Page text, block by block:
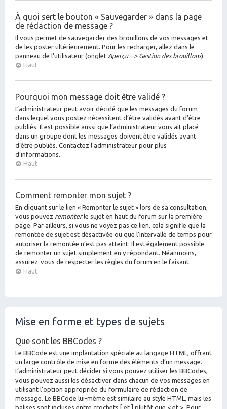
À quoi sert le bouton « Sauvegarder » dans la page
de rédaction de message ?
Il vous permet de sauvegarder des brouillons de vos messages et
de les poster ultérieurement. Pour les recharger, allez dans le
panneau de l’utilisateur (onglet Aperçu --> Gestion des brouillons).
Haut
Pourquoi mon message doit être validé ?
L’administrateur peut avoir décidé que les messages du forum
dans lequel vous postez nécessitent d’être validés avant d’être
publiés. Il est possible aussi que l’administrateur vous ait placé
dans un groupe dont les messages doivent être validés avant
d’être publiés. Contactez l’administrateur pour plus
d’informations.
Haut
Comment remonter mon sujet ?
En cliquant sur le lien « Remonter le sujet » lors de sa consultation,
vous pouvez remonterle sujet en haut du forum sur la première
page. Par ailleurs, si vous ne voyez pas ce lien, cela signifie que la
remontée de sujet est désactivée ou que l’intervalle de temps pour
autoriser la remontée n’est pas atteint. Il est également possible
de remonter un sujet simplement en y répondant. Néanmoins,
assurez-vous de respecter les règles du forum en le faisant.
Haut
Mise en forme et types de sujets
Que sont les BBCodes ?
Le BBCode est une implantation spéciale au langage HTML, offrant
un large contrôle de mise en forme des éléments d’un message.
L’administrateur peut décider si vous pouvez utiliser les BBCodes,
vous pouvez aussi les désactiver dans chacun de vos messages en
utilisant l’option appropriée du formulaire de rédaction de
message. Le BBCode lui-même est similaire au style HTML, mais les
balises sont incluses entre crochets [ et ] plutôt que < et >. Pour